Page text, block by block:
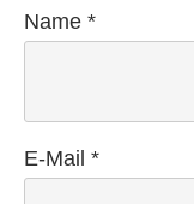
Name *
E-Mail *